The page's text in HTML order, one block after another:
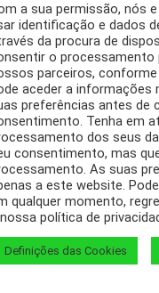
a sua permissão, nós
identificação e dados
da procura de
o processamento
parceiros,
aceder a informações
preferências antes de
Tenha em
dos seus
consentimento, mas
As suas
a este website.
qualquer momento,
política de
Definições das Cookies